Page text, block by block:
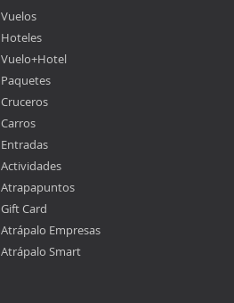
Vuelos
Hoteles
Vuelo+Hotel
Paquetes
Cruceros
Carros
Entradas
Actividades
Atrapapuntos
Gift Card
Atrápalo Empresas
Atrápalo Smart